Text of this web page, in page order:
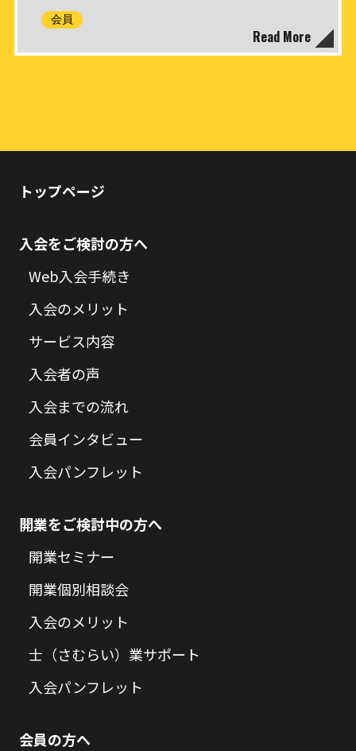
会員
Read More
トップページ
入会をご検討の方へ
Web入会手続き
入会のメリット
サービス内容
入会者の声
入会までの流れ
会員インタビュー
入会パンフレット
開業をご検討中の方へ
開業セミナー
開業個別相談会
入会のメリット
士（さむらい）業サポート
入会パンフレット
会員の方へ